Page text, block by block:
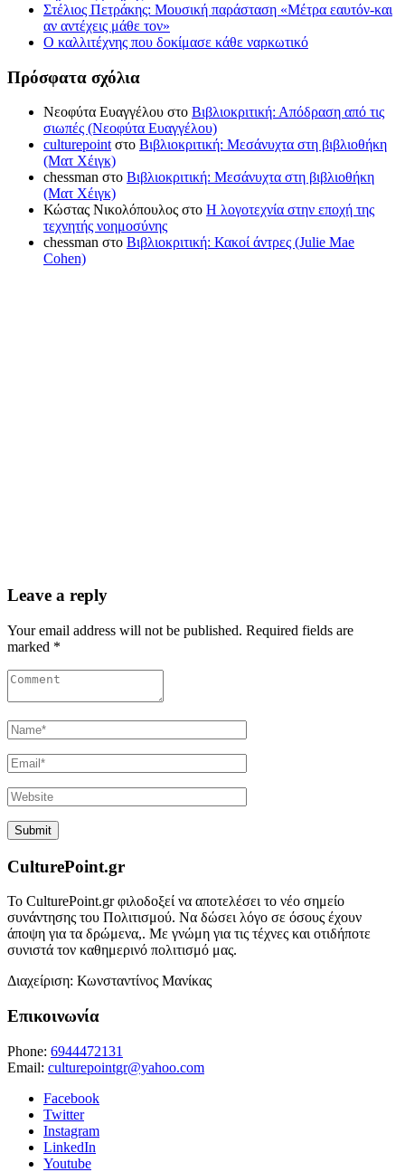
Στέλιος Πετράκης: Μουσική παράσταση «Μέτρα εαυτόν-και
αν αντέχεις μάθε τον»
Ο καλλιτέχνης που δοκίμασε κάθε ναρκωτικό
Πρόσφατα σχόλια
Νεοφύτα Ευαγγέλου στο Βιβλιοκριτική: Απόδραση από τις
σιωπές (Νεοφύτα Ευαγγέλου)
culturepointστο Βιβλιοκριτική: Μεσάνυχτα στη βιβλιοθήκη
(Ματ Χέιγκ)
chessman στο Βιβλιοκριτική: Μεσάνυχτα στη βιβλιοθήκη
(Ματ Χέιγκ)
Κώστας Νικολόπουλος στο Η λογοτεχνία στην εποχή της
τεχνητής νοημοσύνης
chessman στο Βιβλιοκριτική: Κακοί άντρες (Julie Mae
Cohen)
Leave a reply
Your email address will not be published. Required fields are
marked *
CulturePoint.gr
Το CulturePoint.gr φιλοδοξεί να αποτελέσει το νέο σημείο
συνάντησης του Πολιτισμού. Να δώσει λόγο σε όσους έχουν
άποψη για τα δρώμενα,. Με γνώμη για τις τέχνες και οτιδήποτε
συνιστά τον καθημερινό πολιτισμό μας.
Διαχείριση: Κωνσταντίνος Μανίκας
Επικοινωνία
Phone: 6944472131
Email: culturepointgr@yahoo.com
Facebook
Twitter
Instagram
LinkedIn
Youtube